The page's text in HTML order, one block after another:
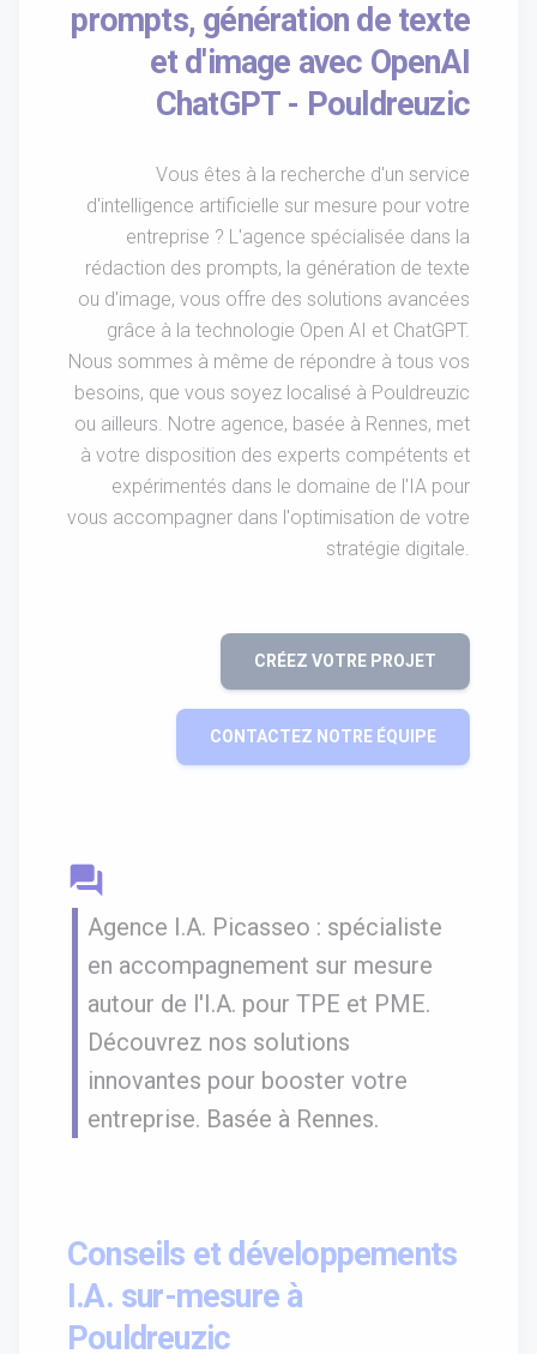
prompts, génération de texte
et d'image avec OpenAI
ChatGPT - Pouldreuzic
Vous êtes à la recherche d'un service
d'intelligence artificielle sur mesure pour votre
entreprise ? L'agence spécialisée dans la
rédaction des prompts, la génération de texte
ou d'image, vous offre des solutions avancées
grâce à la technologie Open AI et ChatGPT.
Nous sommes à même de répondre à tous vos
besoins, que vous soyez localisé à Pouldreuzic
ou ailleurs. Notre agence, basée à Rennes, met
à votre disposition des experts compétents et
expérimentés dans le domaine de l'IA pour
vous accompagner dans l'optimisation de votre
stratégie digitale.
CRÉEZ VOTRE PROJET
CONTACTEZ NOTRE ÉQUIPE
question_answer
Agence I.A. Picasseo : spécialiste
en accompagnement sur mesure
autour de l'I.A. pour TPE et PME.
Découvrez nos solutions
innovantes pour booster votre
entreprise. Basée à Rennes.
Conseils et développements
I.A. sur-mesure à
Pouldreuzic